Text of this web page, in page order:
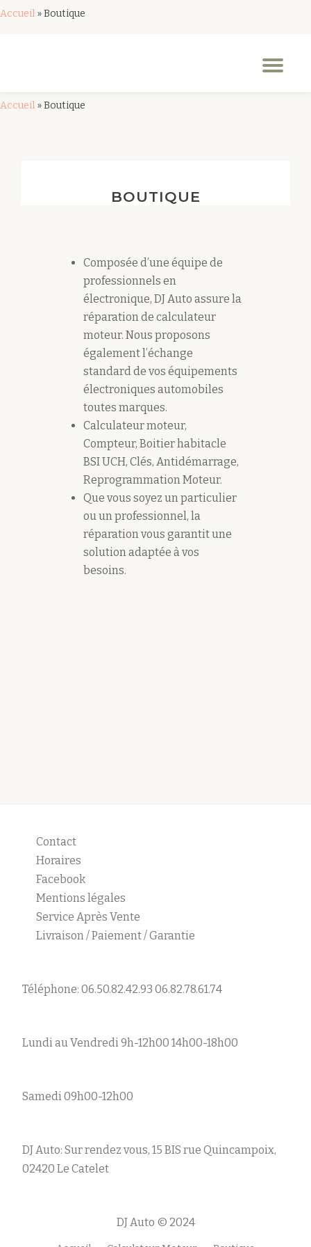
Accueil »Boutique
Accueil »Boutique
BOUTIQUE
Composée d’une équipe de
professionnels en
électronique, DJ Auto assure la
réparation de calculateur
moteur. Nous proposons
également l’échange
standard de vos équipements
électroniques automobiles
toutes marques.
Calculateur moteur,
Compteur, Boitier habitacle
BSI UCH, Clés, Antidémarrage,
Reprogrammation Moteur.
Que vous soyez un particulier
ou un professionnel, la
réparation vous garantit une
solution adaptée à vos
besoins.
Contact
Horaires
Facebook
Mentions légales
Service Après Vente
Livraison / Paiement / Garantie
Téléphone: 06.50.82.42.93 06.82.78.61.74
Lundi au Vendredi 9h-12h00 14h00-18h00
Samedi 09h00-12h00
DJ Auto: Sur rendez vous, 15 BIS rue Quincampoix,
02420 Le Catelet
DJ Auto © 2024